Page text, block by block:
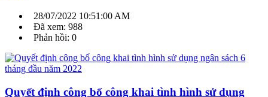
28/07/2022 10:51:00 AM
Đã xem: 988
Phản hồi: 0
Quyết định công bố công khai tình hình sử dụng